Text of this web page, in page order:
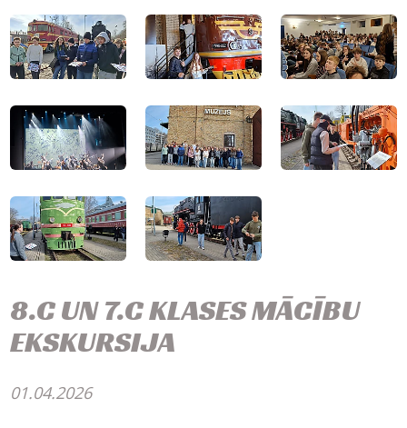
8.C UN 7.C KLASES MĀCĪBU
EKSKURSIJA
01.04.2026